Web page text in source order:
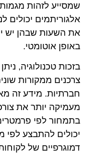
שמסייע לזהות
אלגוריתמים
את השעות שבהן יש
באופן אוטומטי.
בזכות טכנולוגיה,
צרכנים ממקורות
חברתיות. מידע זה
מעמיקה יותר את
בתמחור לפי
יכולים להתבצע לפי
דמוגרפיים של